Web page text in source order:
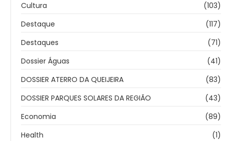
Cultura
(103)
Destaque
(117)
Destaques
(71)
Dossier Águas
(41)
DOSSIER ATERRO DA QUEIJEIRA
(83)
DOSSIER PARQUES SOLARES DA REGIÃO
(43)
Economia
(89)
Health
(1)